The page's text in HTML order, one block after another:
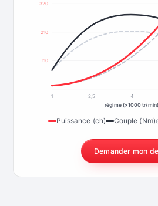
110
210
320
1 2,5 4
régime (×1000 tr/min)
Puissance (ch) Couple (Nm)
Demander mon